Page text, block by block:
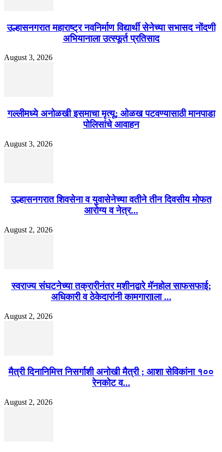
उल्हासनगरात महाराष्ट्र नवनिर्माण विद्यार्थी सेनेच्या सभासद नोंदणी
अभियानाला उत्स्फूर्त प्रतिसाद
August 3, 2026
गल्लीमध्ये अनोळखी इसमाचा मृत्यू; ओळख पटवण्यासाठी मानपाडा
पोलिसांचे आवाहन
August 3, 2026
उल्हासनगरात शिवसेना व युवासेनेच्या वतीने तीन दिवसीय मोफत
आरोग्य व नेत्र...
August 2, 2026
स्वराज्य संघटनेच्या तक्रारीनंतर मशीनद्वारे मॅनहोल साफसफाई;
अधिकारी व ठेकेदारांनी कामगाराlला ...
August 2, 2026
मैत्री दिनानिमित्त निसर्गाशी अनोखी मैत्री ; आशा सेविकांना १००
रेनकोट व...
August 2, 2026